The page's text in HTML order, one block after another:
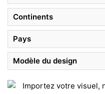
Continents
Pays
Modèle du design